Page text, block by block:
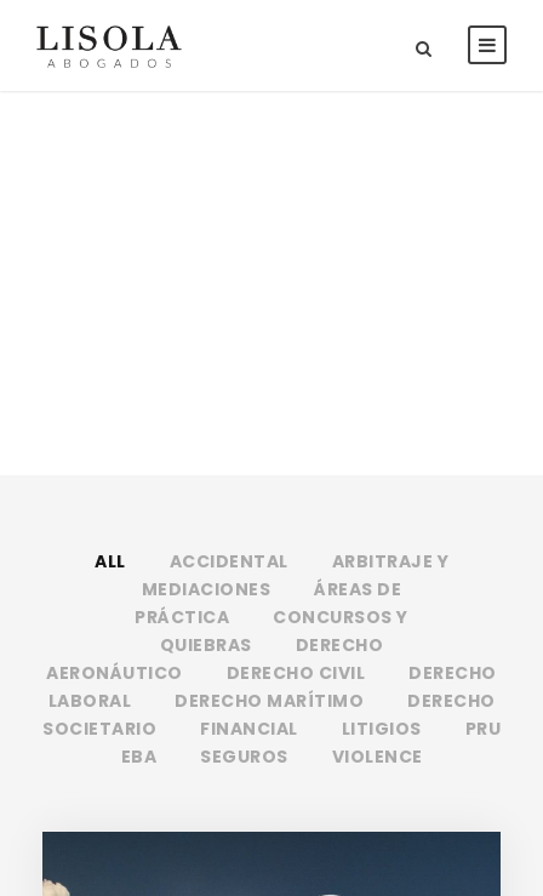
ALL ACCIDENTAL
ARBITRAJE Y
MEDIACIONES
ÁREAS DE
PRÁCTICA
CONCURSOS Y
QUIEBRAS
DERECHO
AERONÁUTICO
DERECHO CIVIL
DERECHO
LABORAL
DERECHO MARÍTIMO
DERECHO
SOCIETARIO
FINANCIAL LITIGIOS
PRU
EBA
SEGUROS VIOLENCE